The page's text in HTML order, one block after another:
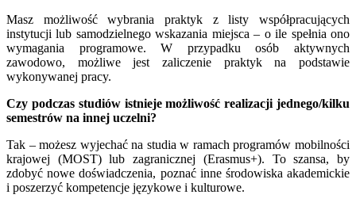
Masz możliwość wybrania praktyk z listy współpracujących
instytucji lub samodzielnego wskazania miejsca – o ile spełnia ono
wymagania programowe. W przypadku osób aktywnych
zawodowo, możliwe jest zaliczenie praktyk na podstawie
wykonywanej pracy.
Czy podczas studiów istnieje możliwość realizacji jednego/kilku
semestrów na innej uczelni?
Tak – możesz wyjechać na studia w ramach programów mobilności
krajowej (MOST) lub zagranicznej (Erasmus+). To szansa, by
zdobyć nowe doświadczenia, poznać inne środowiska akademickie
i poszerzyć kompetencje językowe i kulturowe.